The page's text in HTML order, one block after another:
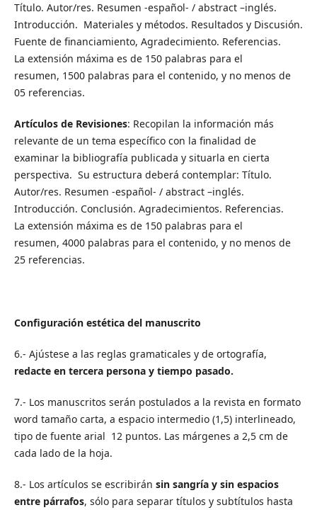
Título. Autor/res. Resumen -español- / abstract –inglés.
Introducción. Materiales y métodos. Resultados y Discusión.
Fuente de financiamiento, Agradecimiento. Referencias.
La extensión máxima es de 150 palabras para el
resumen, 1500 palabras para el contenido, y no menos de
05 referencias.
Artículos de Revisiones: Recopilan la información más
relevante de un tema específico con la finalidad de
examinar la bibliografía publicada y situarla en cierta
perspectiva. Su estructura deberá contemplar: Título.
Autor/res. Resumen -español- / abstract –inglés.
Introducción. Conclusión. Agradecimientos. Referencias.
La extensión máxima es de 150 palabras para el
resumen, 4000 palabras para el contenido, y no menos de
25 referencias.
Configuración estética del manuscrito
6.- Ajústese a las reglas gramaticales y de ortografía,
redacte en tercera persona y tiempo pasado.
7.- Los manuscritos serán postulados a la revista en formato
word tamaño carta, a espacio intermedio (1,5) interlineado,
tipo de fuente arial 12 puntos. Las márgenes a 2,5 cm de
cada lado de la hoja.
8.- Los artículos se escribirán sin sangría y sin espacios
entre párrafos, sólo para separar títulos y subtítulos hasta